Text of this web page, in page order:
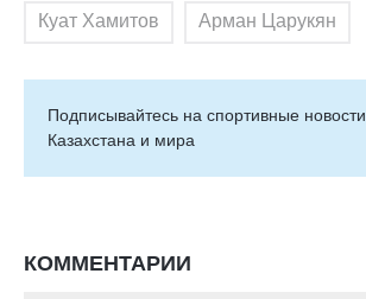
Куат Хамитов Арман Царукян
Подписывайтесь на cпортивные новости
Казахстана и мира
КОММЕНТАРИИ